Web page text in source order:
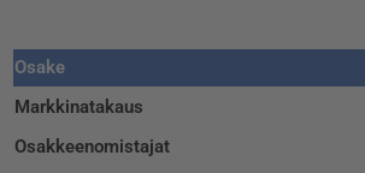
Osake
Markkinatakaus
Osakkeenomistajat